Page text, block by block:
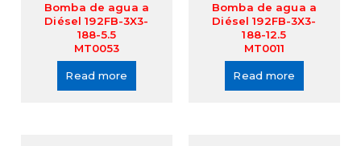
Bomba de agua a
Diésel 192FB-3X3-
188-5.5
MT0053
Read more
Bomba de agua a
Diésel 192FB-3X3-
188-12.5
MT0011
Read more